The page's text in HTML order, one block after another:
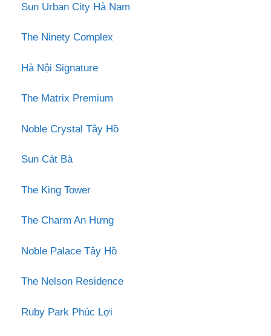
Sun Urban City Hà Nam
The Ninety Complex
Hà Nội Signature
The Matrix Premium
Noble Crystal Tây Hồ
Sun Cát Bà
The King Tower
The Charm An Hưng
Noble Palace Tây Hồ
The Nelson Residence
Ruby Park Phúc Lợi